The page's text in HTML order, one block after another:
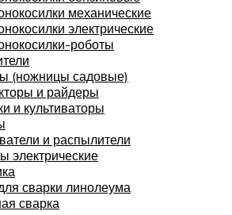
механические
электрические
роботы
(ножницы садовые)
и райдеры
и культиваторы
и распылители
электрические
сварки линолеума
сварка